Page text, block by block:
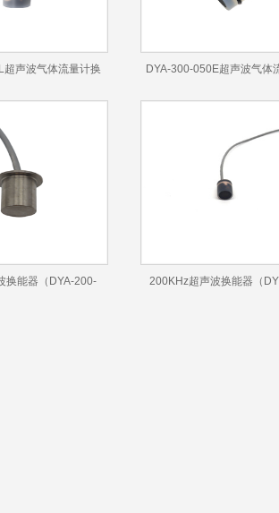
超声波气体流量计换 DYA-300-050E超声波气体
换能器（DYA-200- 200KHz超声波换能器（